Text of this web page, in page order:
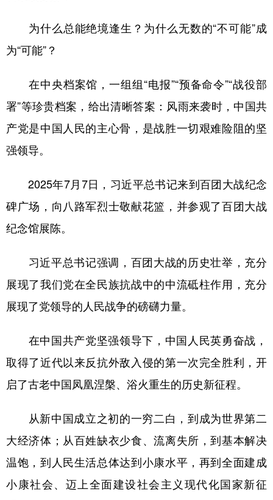
为什么总能绝境逢生？为什么无数的“不可能”成
为“可能”？
在中央档案馆，一组组“电报”“预备命令”“战役部
署”等珍贵档案，给出清晰答案：风雨来袭时，中国共
产党是中国人民的主心骨，是战胜一切艰难险阻的坚
强领导。
2025年7月7日，习近平总书记来到百团大战纪念
碑广场，向八路军烈士敬献花篮，并参观了百团大战
纪念馆展陈。
习近平总书记强调，百团大战的历史壮举，充分
展现了我们党在全民族抗战中的中流砥柱作用，充分
展现了党领导的人民战争的磅礴力量。
在中国共产党坚强领导下，中国人民英勇奋战，
取得了近代以来反抗外敌入侵的第一次完全胜利，开
启了古老中国凤凰涅槃、浴火重生的历史新征程。
从新中国成立之初的一穷二白，到成为世界第二
大经济体；从百姓缺衣少食、流离失所，到基本解决
温饱，到人民生活总体达到小康水平，再到全面建成
小康社会、迈上全面建设社会主义现代化国家新征